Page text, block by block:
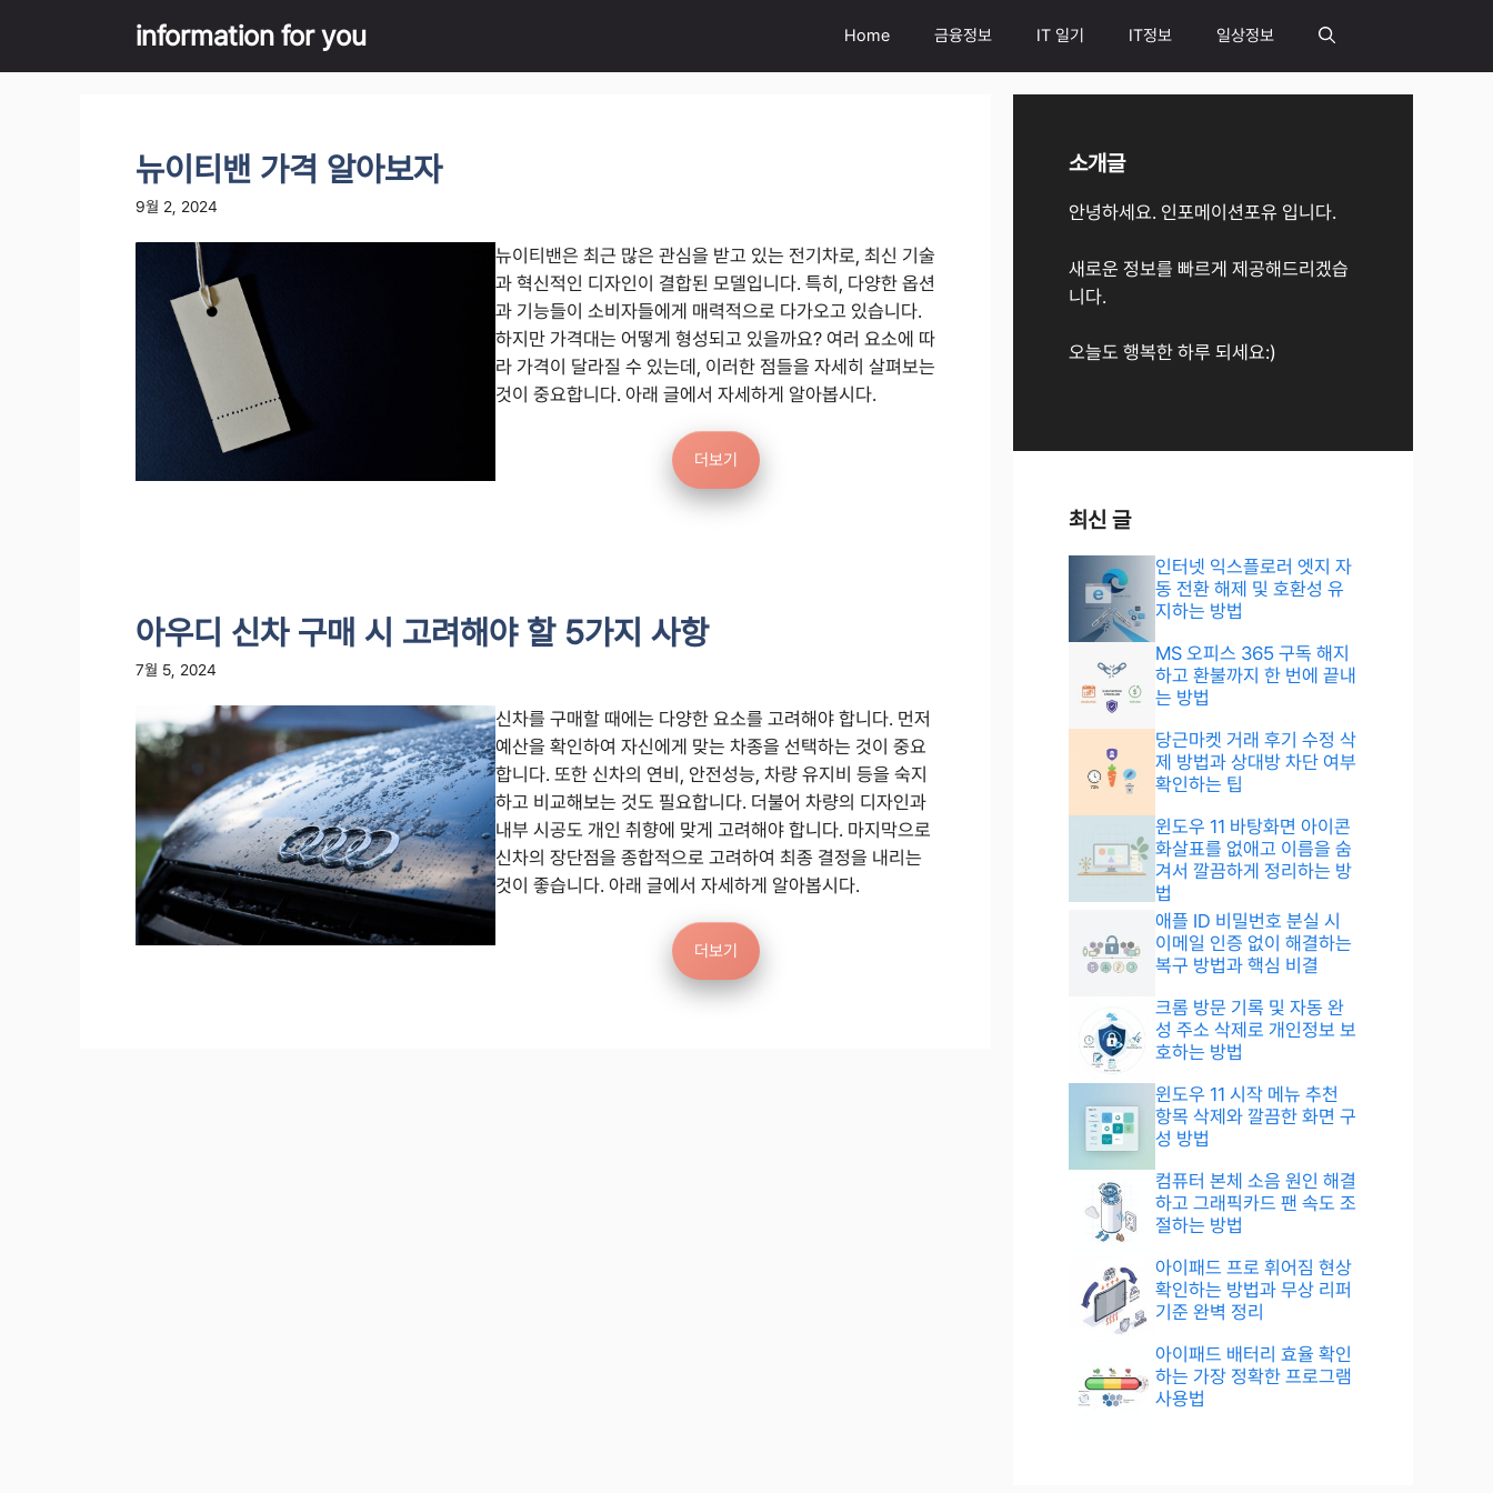
content
information for you Home 금융정보 IT 일기 IT정보 일상정보
뉴이티밴 가격 알아보자
9월 2, 2024
뉴이티밴은 최근 많은 관심을 받고 있는 전기차로, 최신 기술
과 혁신적인 디자인이 결합된 모델입니다. 특히, 다양한 옵션
과 기능들이 소비자들에게 매력적으로 다가오고 있습니다.
하지만 가격대는 어떻게 형성되고 있을까요? 여러 요소에 따
라 가격이 달라질 수 있는데, 이러한 점들을 자세히 살펴보는
것이 중요합니다. 아래 글에서 자세하게 알아봅시다.
더보기
아우디 신차 구매 시 고려해야 할 5가지 사항
7월 5, 2024
신차를 구매할 때에는 다양한 요소를 고려해야 합니다. 먼저
예산을 확인하여 자신에게 맞는 차종을 선택하는 것이 중요
합니다. 또한 신차의 연비, 안전성능, 차량 유지비 등을 숙지
하고 비교해보는 것도 필요합니다. 더불어 차량의 디자인과
내부 시공도 개인 취향에 맞게 고려해야 합니다. 마지막으로
신차의 장단점을 종합적으로 고려하여 최종 결정을 내리는
것이 좋습니다. 아래 글에서 자세하게 알아봅시다.
더보기
소개글
안녕하세요. 인포메이션포유 입니다.
새로운 정보를 빠르게 제공해드리겠습
니다.
오늘도 행복한 하루 되세요:)
최신 글
인터넷 익스플로러 엣지 자
동 전환 해제 및 호환성 유
지하는 방법
MS 오피스 365 구독 해지
하고 환불까지 한 번에 끝내
는 방법
당근마켓 거래 후기 수정 삭
제 방법과 상대방 차단 여부
확인하는 팁
윈도우 11 바탕화면 아이콘
화살표를 없애고 이름을 숨
겨서 깔끔하게 정리하는 방
법
애플 ID 비밀번호 분실 시
이메일 인증 없이 해결하는
복구 방법과 핵심 비결
크롬 방문 기록 및 자동 완
성 주소 삭제로 개인정보 보
호하는 방법
윈도우 11 시작 메뉴 추천
항목 삭제와 깔끔한 화면 구
성 방법
컴퓨터 본체 소음 원인 해결
하고 그래픽카드 팬 속도 조
절하는 방법
아이패드 프로 휘어짐 현상
확인하는 방법과 무상 리퍼
기준 완벽 정리
아이패드 배터리 효율 확인
하는 가장 정확한 프로그램
사용법